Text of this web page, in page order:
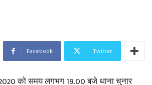
Facebook Twitter
को समय लगभग 19.00 बजे थाना चुनार